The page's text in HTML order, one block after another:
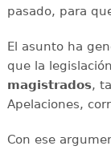
pasado, para
El asunto ha
que la
magistrados,
Apelaciones,
Con ese